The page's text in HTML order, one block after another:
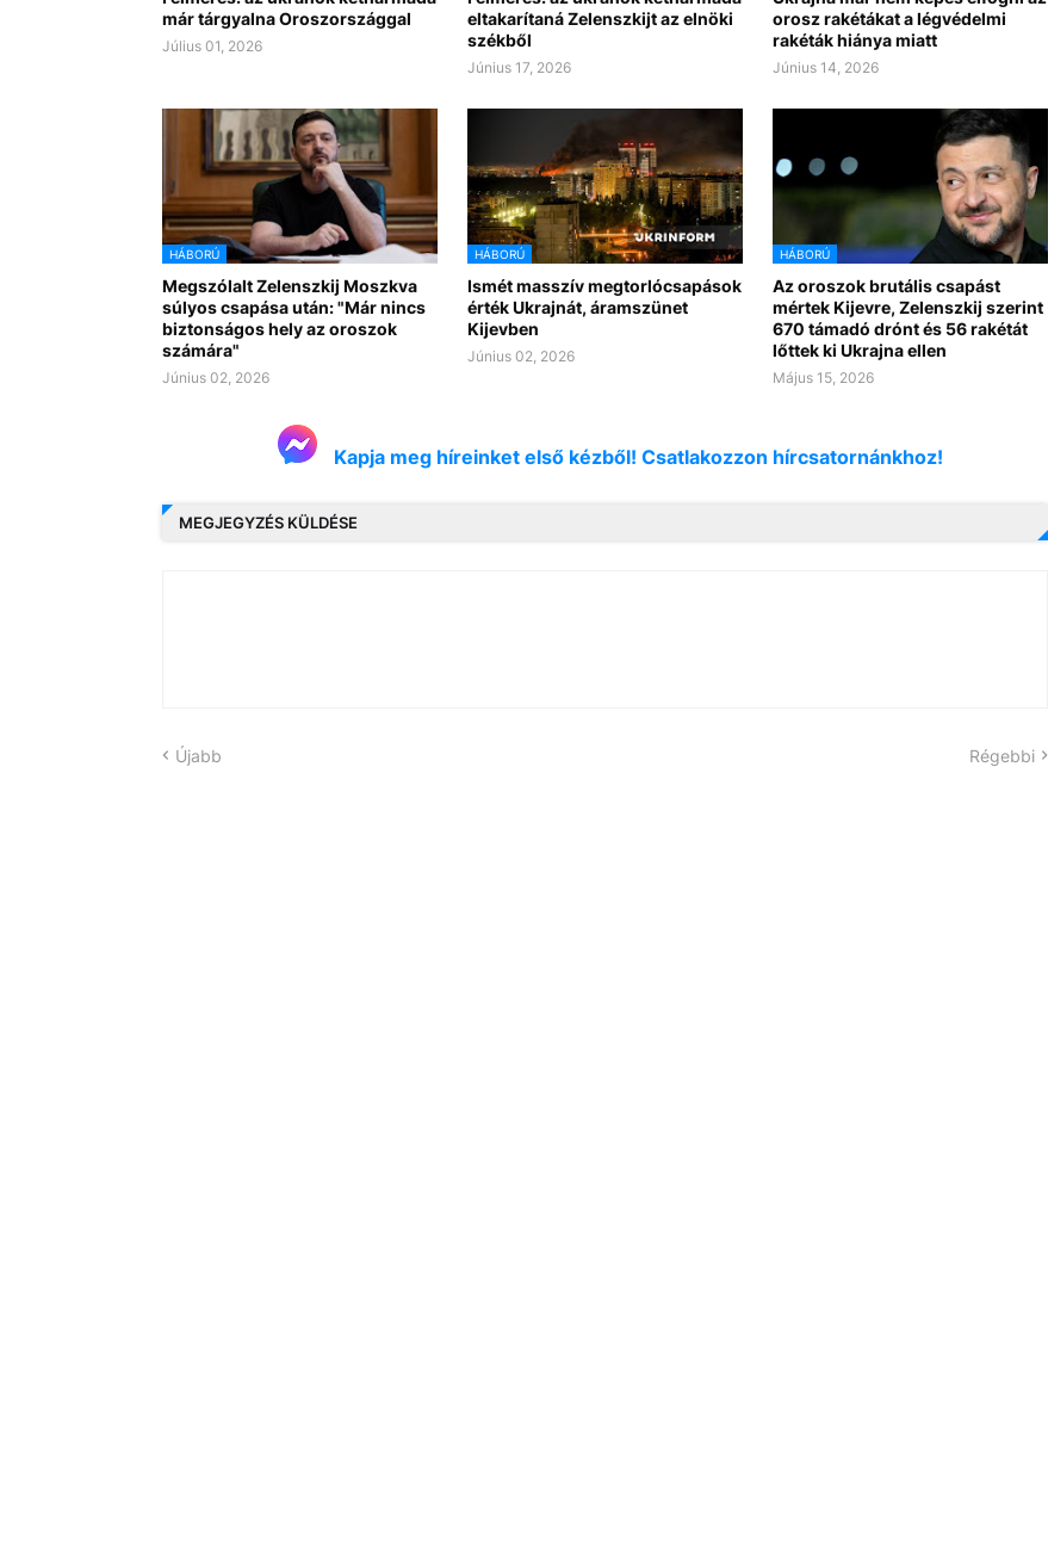
már tárgyalna Oroszországgal
Július 01, 2026
eltakarítaná Zelenszkijt az elnöki
székből
Június 17, 2026
orosz rakétákat a légvédelmi
rakéták hiánya miatt
Június 14, 2026
HÁBORÚ
Megszólalt Zelenszkij Moszkva
súlyos csapása után: "Már nincs
biztonságos hely az oroszok
számára"
Június 02, 2026
HÁBORÚ
Ismét masszív megtorlócsapások
érték Ukrajnát, áramszünet
Kijevben
Június 02, 2026
HÁBORÚ
Az oroszok brutális csapást
mértek Kijevre, Zelenszkij szerint
670 támadó drónt és 56 rakétát
lőttek ki Ukrajna ellen
Május 15, 2026
Kapja meg híreinket első kézből! Csatlakozzon hírcsatornánkhoz!
MEGJEGYZÉS KÜLDÉSE
Újabb Régebbi